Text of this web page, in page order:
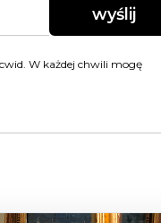
wyślij
W każdej chwili mogę